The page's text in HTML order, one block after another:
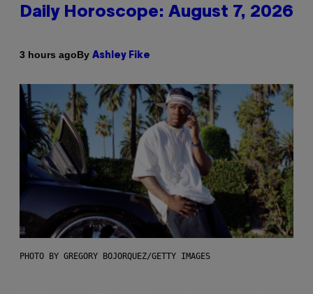
Daily Horoscope: August 7, 2026
3 hours agoBy Ashley Fike
PHOTO BY GREGORY BOJORQUEZ/GETTY IMAGES